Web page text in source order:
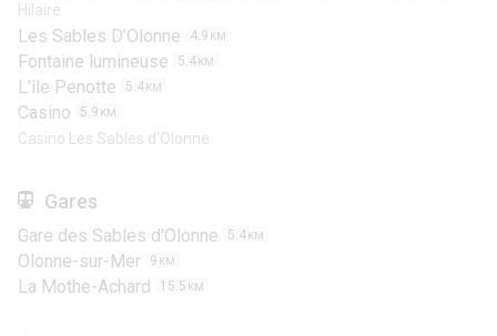
Hilaire
Les Sables D’Olonne 4.9 KM
Fontaine lumineuse 5.4 KM
L'île Penotte 5.4 KM
Casino 5.9 KM
Casino Les Sables d'Olonne
Gares
Gare des Sables d'Olonne 5.4 KM
Olonne-sur-Mer 9 KM
La Mothe-Achard 15.5 KM